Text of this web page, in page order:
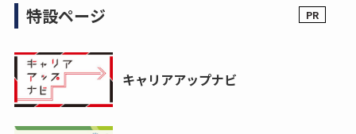
特設ページ
キャリアアップナビ